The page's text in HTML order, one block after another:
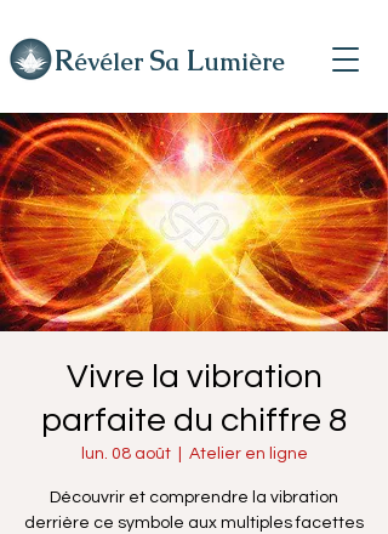
Révéler Sa Lumière
Vivre la vibration
parfaite du chiffre 8
lun. 08 août
  |
Atelier en ligne
Découvrir et comprendre la vibration
derrière ce symbole aux multiples facettes